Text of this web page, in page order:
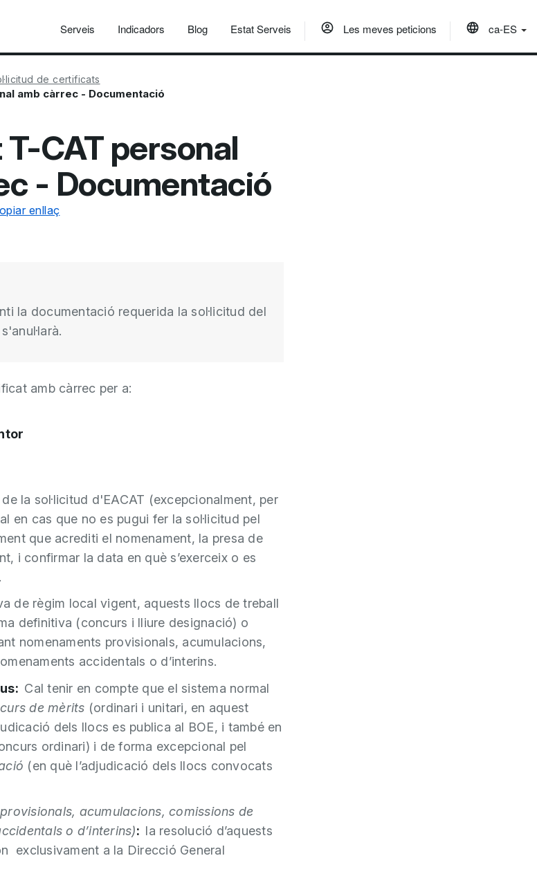
Serveis Indicadors Blog Estat Serveis Les meves peticions ca-ES
de certificats
amb càrrec - Documentació
CAT personal
- Documentació
enllaç
la documentació requerida la sol·licitud del
amb càrrec per a:
la sol·licitud d'EACAT (excepcionalment, per
en cas que no es pugui fer la sol·licitud pel
que acrediti el nomenament, la presa de
i confirmar la data en què s’exerceix o es
de règim local vigent, aquests llocs de treball
definitiva (concurs i lliure designació) o
nomenaments provisionals, acumulacions,
accidentals o d’interins.
Cal tenir en compte que el sistema normal
de mèrits (ordinari i unitari, en aquest
dels llocs es publica al BOE, i també en
ordinari) i de forma excepcional pel
(en què l’adjudicació dels llocs convocats
provisionals, acumulacions, comissions de
o d’interins): la resolució d’aquests
exclusivament a la Direcció General